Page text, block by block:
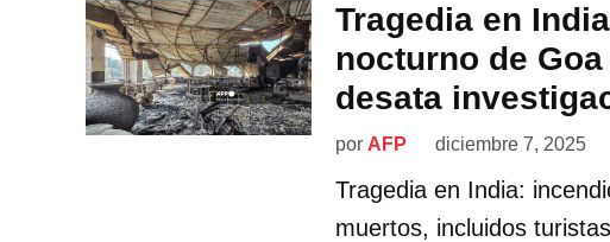
Tragedia en
nocturno de
desata
por AFP diciembre 7, 2025
Tragedia en India:
muertos, incluidos